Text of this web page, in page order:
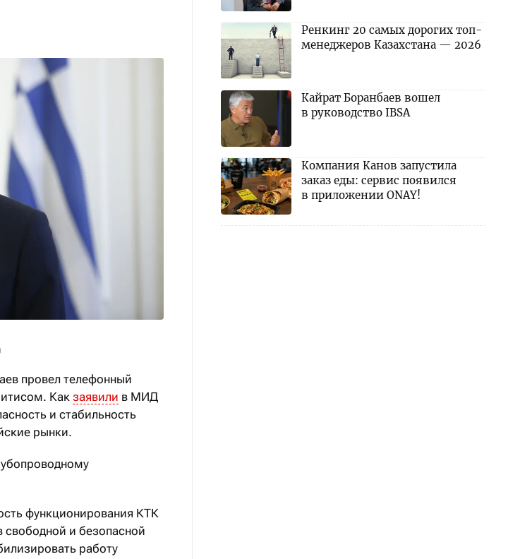
провел телефонный
Как заявили в МИД
и стабильность
рынки.
функционирования КТК
и безопасной
работу
Ренкинг 20 самых дорогих топ-
менеджеров Казахстана — 2026
Кайрат Боранбаев вошел
в руководство IBSA
Компания Канов запустила
заказ еды: сервис появился
в приложении ONAY!